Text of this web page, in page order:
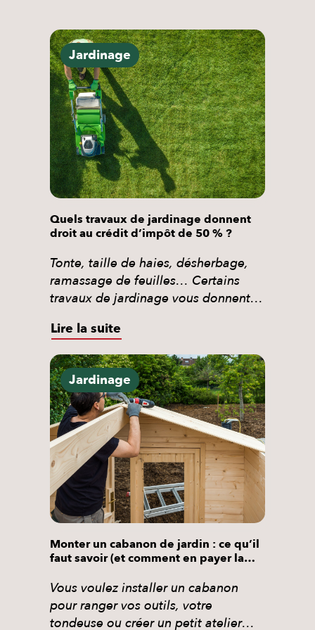
Jardinage
Quels travaux de jardinage donnent
droit au crédit d’impôt de 50 % ?
Tonte, taille de haies, désherbage,
ramassage de feuilles… Certains
travaux de jardinage vous donnent
dans le cadre des services à la
personne. Voici exactement ce qui
est éligible, ce qui ne l’est pas, et
comment en bénéficier sans avancer
la totalité de la facture. Le jardinage,
c’est […]
Lire la suite
Jardinage
Monter un cabanon de jardin : ce qu’il
faut savoir (et comment en payer la
Vous voulez installer un cabanon
pour ranger vos outils, votre
tondeuse ou créer un petit atelier